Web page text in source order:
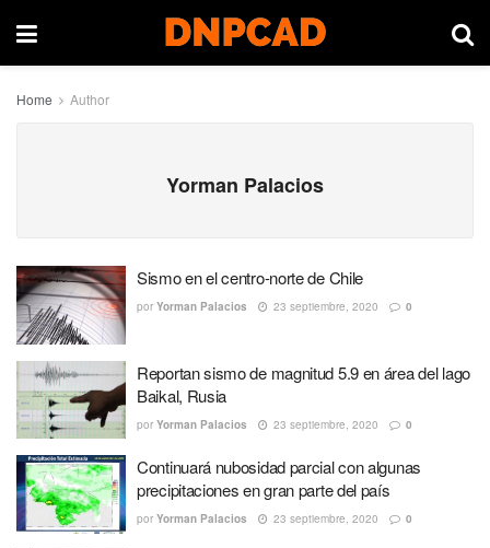
Home Author
Yorman Palacios
Sismo en el centro-norte de Chile
por Yorman Palacios 23 septiembre, 2020 0
Reportan sismo de magnitud 5.9 en área del lago
Baikal, Rusia
por Yorman Palacios 23 septiembre, 2020 0
Continuará nubosidad parcial con algunas
precipitaciones en gran parte del país
por Yorman Palacios 23 septiembre, 2020 0